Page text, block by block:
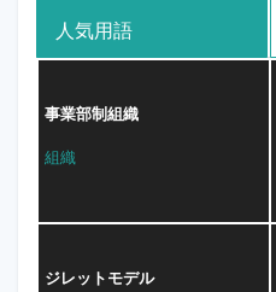
人気用語
事業部制組織
組織
ジレットモデル